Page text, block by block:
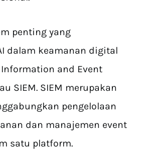
penting yang
dalam keamanan digital
and Event
SIEM. SIEM merupakan
pengelolaan
dan manajemen event
satu platform.